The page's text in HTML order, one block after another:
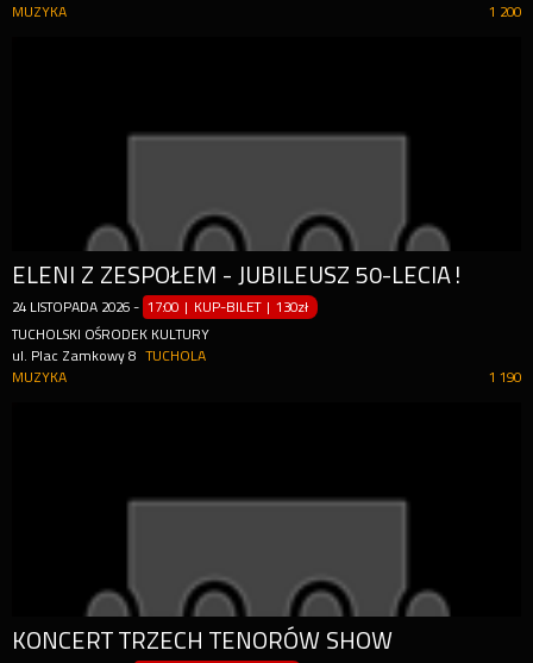
1 200
MUZYKA
ELENI Z ZESPOŁEM - JUBILEUSZ 50-LECIA!
24 LISTOPADA 2026 - 17:00 | KUP-BILET |130zł
TUCHOLSKI OŚRODEK KULTURY
ul. Plac Zamkowy 8
TUCHOLA
1 190
MUZYKA
KONCERT TRZECH TENORÓW SHOW